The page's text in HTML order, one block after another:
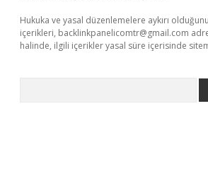
Hukuka ve yasal düzenlemelere aykırı
içerikleri, backlinkpanelicomtr@gmail.com
halinde, ilgili içerikler yasal süre içerisinde